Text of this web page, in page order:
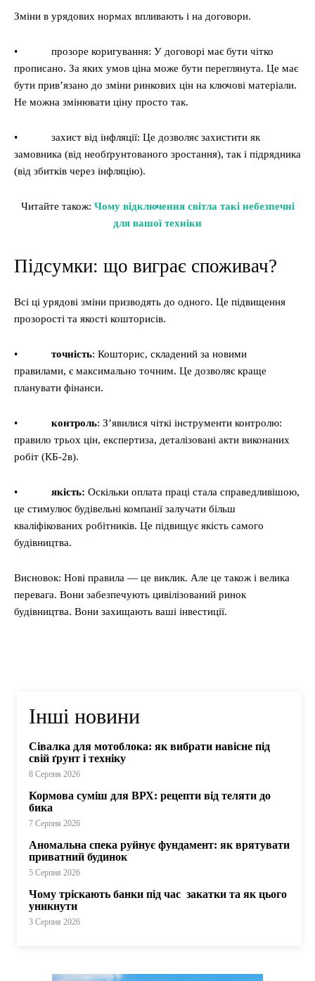
Зміни в урядових нормах впливають і на договори.
• прозоре коригування: У договорі має бути чітко
прописано. За яких умов ціна може бути переглянута. Це має
бути прив’язано до зміни ринкових цін на ключові матеріали.
Не можна змінювати ціну просто так.
• захист від інфляції: Це дозволяє захистити як
замовника (від необґрунтованого зростання), так і підрядника
(від збитків через інфляцію).
Читайте також: Чому відключення світла такі небезпечні
для вашої техніки
Підсумки: що виграє споживач?
Всі ці урядові зміни призводять до одного. Це підвищення
прозорості та якості кошторисів.
• точність: Кошторис, складений за новими
правилами, є максимально точним. Це дозволяє краще
планувати фінанси.
• контроль: З’явилися чіткі інструменти контролю:
правило трьох цін, експертиза, деталізовані акти виконаних
робіт (КБ-2в).
• якість: Оскільки оплата праці стала справедливішою,
це стимулює будівельні компанії залучати більш
кваліфікованих робітників. Це підвищує якість самого
будівництва.
Висновок: Нові правила — це виклик. Але це також і велика
перевага. Вони забезпечують цивілізований ринок
будівництва. Вони захищають ваші інвестиції.
Інші новини
Сівалка для мотоблока: як вибрати навісне під
свій ґрунт і техніку
8 Серпня 2026
Кормова суміш для ВРХ: рецепти від теляти до
бика
7 Серпня 2026
Аномальна спека руйнує фундамент: як врятувати
приватний будинок
5 Серпня 2026
Чому тріскають банки під час закатки та як цього
уникнути
3 Серпня 2026